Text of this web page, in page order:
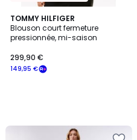
TOMMY HILFIGER
Blouson court fermeture
pressionnée, mi-saison
149,95 €
299,90 €